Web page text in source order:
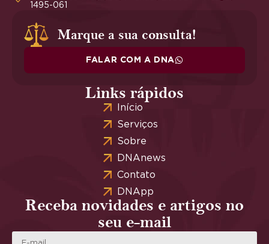
1495-061
Marque a sua consulta!
FALAR COM A DNA
Links rápidos
Início
Serviços
Sobre
DNAnews
Contato
DNApp
Receba novidades e artigos no
seu e-mail